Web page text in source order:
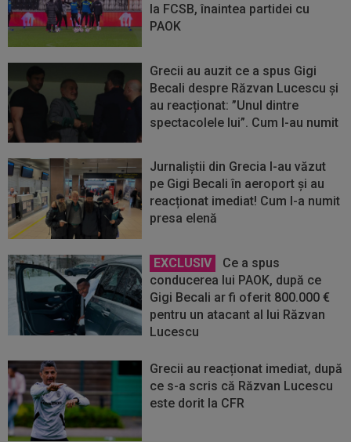
la FCSB, înaintea partidei cu
PAOK
Grecii au auzit ce a spus Gigi
Becali despre Răzvan Lucescu și
au reacționat: ”Unul dintre
spectacolele lui”. Cum l-au numit
Jurnaliștii din Grecia l-au văzut
pe Gigi Becali în aeroport și au
reacționat imediat! Cum l-a numit
presa elenă
EXCLUSIV
Ce a spus
conducerea lui PAOK, după ce
Gigi Becali ar fi oferit 800.000 €
pentru un atacant al lui Răzvan
Lucescu
Grecii au reacționat imediat, după
ce s-a scris că Răzvan Lucescu
este dorit la CFR